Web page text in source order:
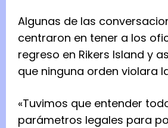
Algunas de las
centraron en tener a los
regreso en Rikers Island y
que ninguna orden violara
«Tuvimos que entender
parámetros legales para